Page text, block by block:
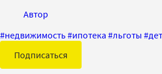
Автор
#недвижимость#ипотека #льготы #
Подписаться